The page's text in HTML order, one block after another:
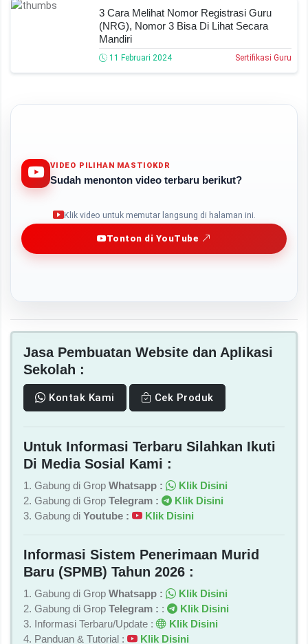
3 Cara Melihat Nomor Registrasi Guru
(NRG), Nomor 3 Bisa Di Lihat Secara
Mandiri
11 Februari 2024 Sertifikasi Guru
VIDEO PILIHAN MASTIOKDR
Sudah menonton video terbaru berikut?
Klik video untuk memutar langsung di halaman ini.
Tonton di YouTube
Jasa Pembuatan Website dan Aplikasi
Sekolah :
Kontak Kami Cek Produk
Untuk Informasi Terbaru Silahkan Ikuti
Di Media Sosial Kami :
1. Gabung di Grop Whatsapp :
Klik Disini
2. Gabung di Grop Telegram :
Klik Disini
3. Gabung di Youtube : Klik Disini
Informasi Sistem Penerimaan Murid
Baru (SPMB) Tahun 2026 :
1. Gabung di Grop Whatsapp :
Klik Disini
2. Gabung di Grop Telegram : :
Klik Disini
3. Informasi Terbaru/Update :
Klik Disini
4. Panduan & Tutorial :
Klik Disini